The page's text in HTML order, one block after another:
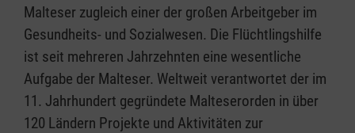
Malteser zugleich einer der großen Arbeitgeber im
Gesundheits- und Sozialwesen. Die Flüchtlingshilfe
ist seit mehreren Jahrzehnten eine wesentliche
Aufgabe der Malteser. Weltweit verantwortet der im
11. Jahrhundert gegründete Malteserorden in über
120 Ländern Projekte und Aktivitäten zur